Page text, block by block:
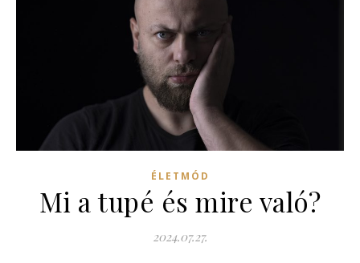
ÉLETMÓD
Mi a tupé és mire való?
2024.07.27.